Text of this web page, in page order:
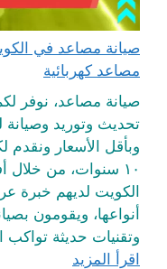
مصاعد كهربائية
صيانة مصاعد، نوفر
تحديث وتوريد وصيانة
وبأقل الأسعار
١٠ سنوات، من
الكويت لديهم خبرة
أنواعها، ويقومون
وتقنيات حديثة
اقرأ المزيد